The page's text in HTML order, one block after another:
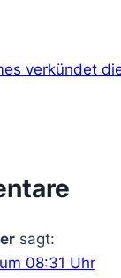
verkündet
sagt:
08:31 Uhr